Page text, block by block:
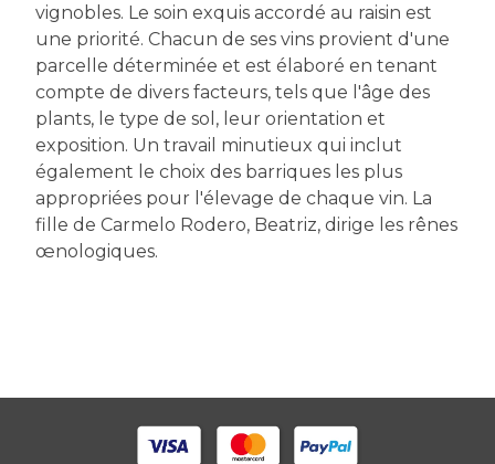
vignobles. Le soin exquis accordé au raisin est
une priorité. Chacun de ses vins provient d'une
parcelle déterminée et est élaboré en tenant
compte de divers facteurs, tels que l'âge des
plants, le type de sol, leur orientation et
exposition. Un travail minutieux qui inclut
également le choix des barriques les plus
appropriées pour l'élevage de chaque vin. La
fille de Carmelo Rodero, Beatriz, dirige les rênes
œnologiques.